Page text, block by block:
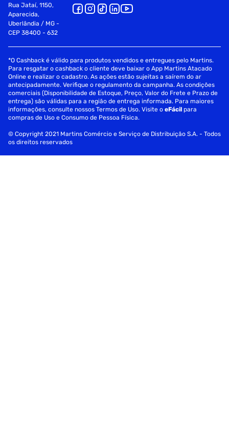
Rua Jataí, 1150,
Aparecida,
Uberlândia / MG -
CEP 38400 - 632
*O Cashback é válido para produtos vendidos e entregues pelo Martins.
Para resgatar o cashback o cliente deve baixar o App Martins Atacado
Online e realizar o cadastro. As ações estão sujeitas a saírem do ar
antecipadamente. Verifique o regulamento da campanha. As condições
comerciais (Disponibilidade de Estoque, Preço, Valor do Frete e Prazo de
entrega) são válidas para a região de entrega informada. Para maiores
informações, consulte nossos Termos de Uso. Visite oeFácil para
compras de Uso e Consumo de Pessoa Física.
© Copyright 2021 Martins Comércio e Serviço de Distribuição S.A. - Todos
os direitos reservados